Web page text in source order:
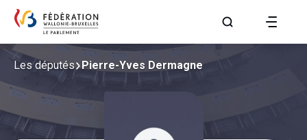
Aller à la page
Les députés Pierre-Yves Dermagne